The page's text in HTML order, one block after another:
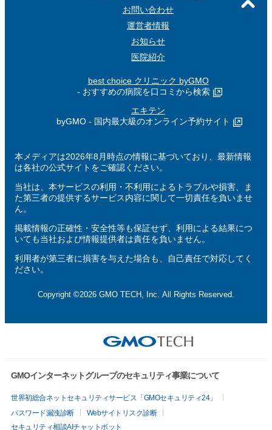
お問い合わせ
運営者情報
お知らせ
医院紹介
best choice クリニック byGMO
- おすすめの病院を口コミから検索
エキテン
byGMO - 国内最大級のオンライン予約サイト
本メディアは2026年8月時点の情報に基づいており、最新情報
は各社の公式サイトをご確認ください。
当社は、本サービスの利用・不利用によるトラブルや損害、ま
た第三者の提供するサービス内容に関して一切責任を負いませ
ん。
掲載情報の正確性・安全性等も保証せず、利用による結果につ
いても当社および情報提供者は責任を負いません。
利用者が第三者に損害を与えた場合も、自己責任で対応してく
ださい。
Copyright ©2026 GMO TECH, Inc. All Rights Reserved.
GMOインターネットグループのセキュリティ事業について
世界初総合ネットセキュリティサービス「GMOセキュリティ24」
パスワード漏洩診断
Webサイトリスク診断
セキュリティ相談AIチャットボット